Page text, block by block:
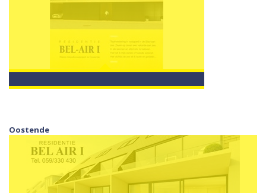
Oostende